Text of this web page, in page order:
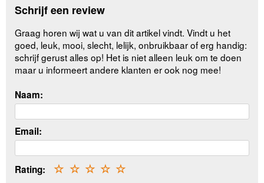
Schrijf een review
Graag horen wij wat u van dit artikel vindt. Vindt u het
goed, leuk, mooi, slecht, lelijk, onbruikbaar of erg handig:
schrijf gerust alles op! Het is niet alleen leuk om te doen
maar u informeert andere klanten er ook nog mee!
Naam:
Email:
Rating: ☆
☆
☆
☆
☆